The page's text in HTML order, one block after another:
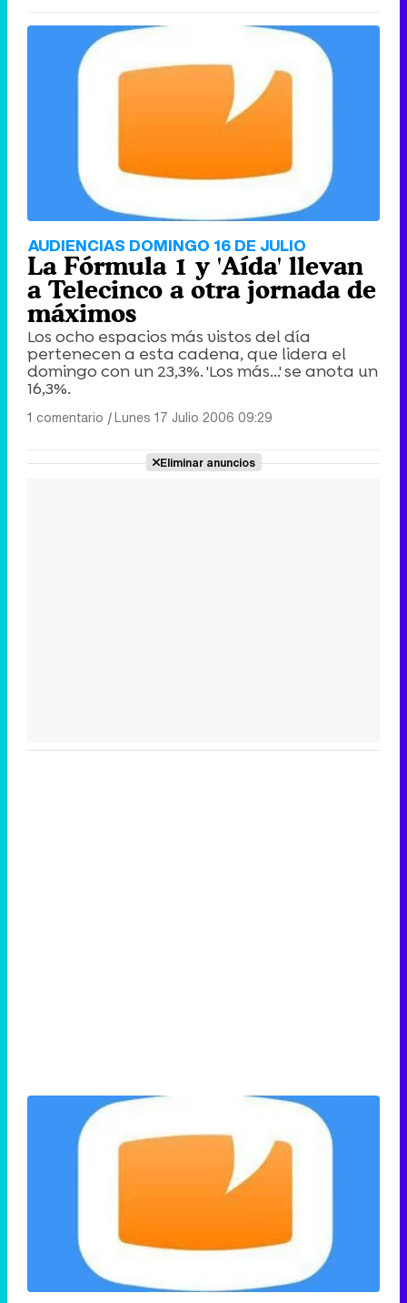
AUDIENCIAS DOMINGO 16 DE JULIO
La Fórmula 1 y 'Aída' llevan
a Telecinco a otra jornada de
máximos
Los ocho espacios más vistos del día
pertenecen a esta cadena, que lidera el
domingo con un 23,3%. 'Los más...' se anota un
16,3%.
1 comentario |Lunes 17 Julio 2006 09:29
Eliminar anuncios